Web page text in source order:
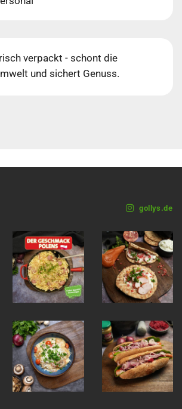
verpackt - schont die
und sichert Genuss.
gollys.de